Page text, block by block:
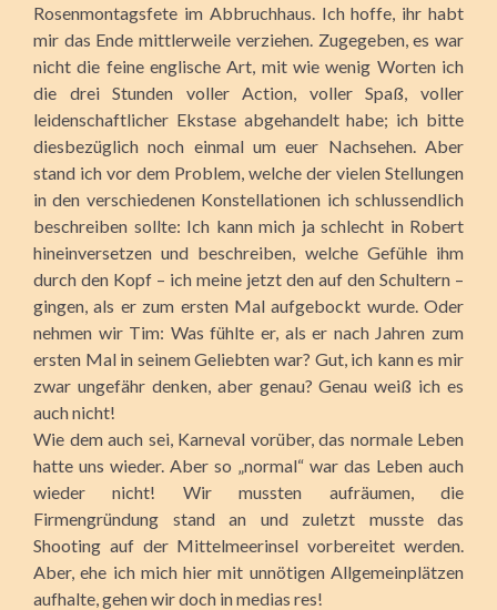
Rosenmontagsfete im Abbruchhaus. Ich hoffe, ihr habt
mir das Ende mittlerweile verziehen. Zugegeben, es war
nicht die feine englische Art, mit wie wenig Worten ich
die drei Stunden voller Action, voller Spaß, voller
leidenschaftlicher Ekstase abgehandelt habe; ich bitte
diesbezüglich noch einmal um euer Nachsehen. Aber
stand ich vor dem Problem, welche der vielen Stellungen
in den verschiedenen Konstellationen ich schlussendlich
beschreiben sollte: Ich kann mich ja schlecht in Robert
hineinversetzen und beschreiben, welche Gefühle ihm
durch den Kopf – ich meine jetzt den auf den Schultern –
gingen, als er zum ersten Mal aufgebockt wurde. Oder
nehmen wir Tim: Was fühlte er, als er nach Jahren zum
ersten Mal in seinem Geliebten war? Gut, ich kann es mir
zwar ungefähr denken, aber genau? Genau weiß ich es
auch nicht!
Wie dem auch sei, Karneval vorüber, das normale Leben
hatte uns wieder. Aber so „normal“ war das Leben auch
wieder nicht! Wir mussten aufräumen, die
Firmengründung stand an und zuletzt musste das
Shooting auf der Mittelmeerinsel vorbereitet werden.
Aber, ehe ich mich hier mit unnötigen Allgemeinplätzen
aufhalte, gehen wir doch in medias res!